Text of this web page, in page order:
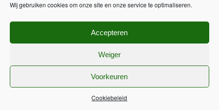
Wij gebruiken cookies om onze site en onze service te optimaliseren.
Accepteren
Weiger
Voorkeuren
Cookiebeleid